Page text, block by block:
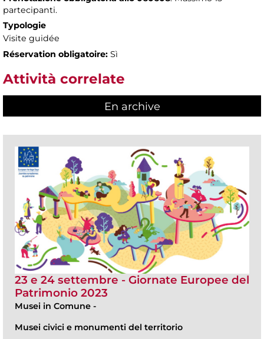
partecipanti.
Typologie
Visite guidée
Réservation obligatoire: Sì
Attività correlate
En archive
23 e 24 settembre - Giornate Europee del
Patrimonio 2023
Musei in Comune -
Musei civici e monumenti del territorio